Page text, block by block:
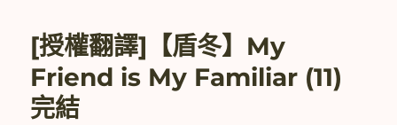
冬】
[授權翻譯]【盾冬】My
Friend is My Familiar (11)
完結